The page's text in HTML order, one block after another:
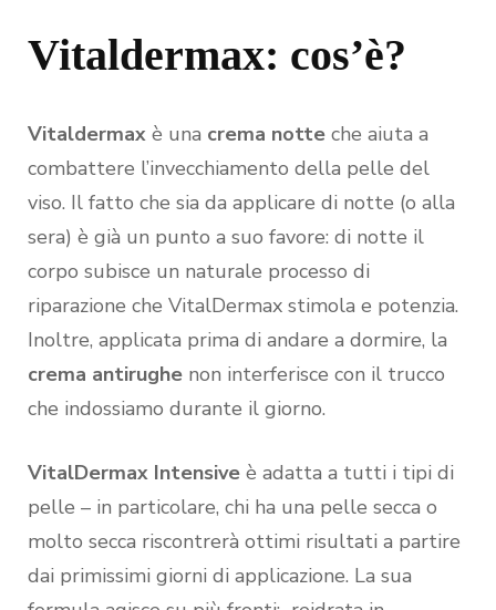
Vitaldermax: cos’è?
Vitaldermax è una crema notte che aiuta a
combattere l’invecchiamento della pelle del
viso. Il fatto che sia da applicare di notte (o alla
sera) è già un punto a suo favore: di notte il
corpo subisce un naturale processo di
riparazione che VitalDermax stimola e potenzia.
Inoltre, applicata prima di andare a dormire, la
crema antirughe non interferisce con il trucco
che indossiamo durante il giorno.
VitalDermax Intensive è adatta a tutti i tipi di
pelle – in particolare, chi ha una pelle secca o
molto secca riscontrerà ottimi risultati a partire
dai primissimi giorni di applicazione. La sua